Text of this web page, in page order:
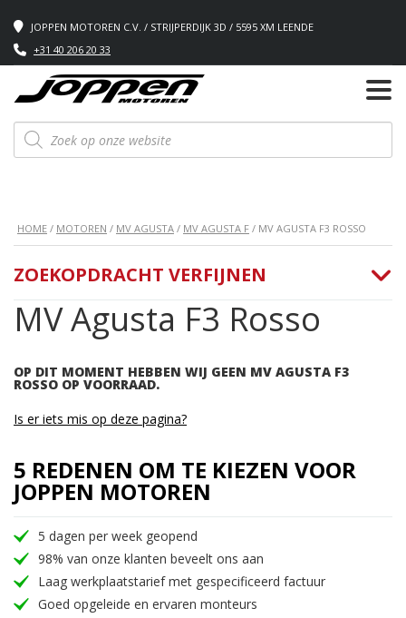
JOPPEN MOTOREN C.V. / STRIJPERDIJK 3D / 5595 XM LEENDE
+31 40 206 20 33
Producten
zoeken
HOME / MOTOREN / MV AGUSTA / MV AGUSTA F / MV AGUSTA F3 ROSSO
MV Agusta F3 Rosso
OP DIT MOMENT HEBBEN WIJ GEEN MV AGUSTA F3
ROSSO OP VOORRAAD.
ZOEKOPDRACHT VERFIJNEN
Is er iets mis op deze pagina?
5 REDENEN OM TE KIEZEN VOOR
JOPPEN MOTOREN
5 dagen per week geopend
98% van onze klanten beveelt ons aan
Laag werkplaatstarief met gespecificeerd factuur
Goed opgeleide en ervaren monteurs